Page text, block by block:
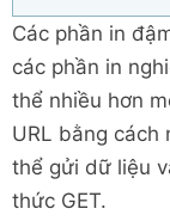
Các phần in
các phần in
thể nhiều hơn
URL bằng cách
thể gửi dữ liệu
thức GET.